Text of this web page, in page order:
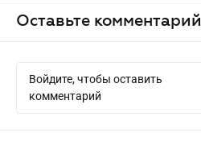
Оставьте комментарий
Войдите, чтобы оставить
комментарий